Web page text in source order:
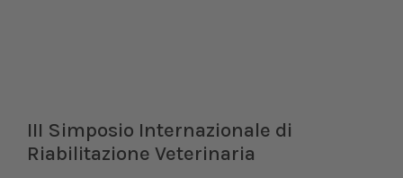
III Simposio Internazionale di
Riabilitazione Veterinaria